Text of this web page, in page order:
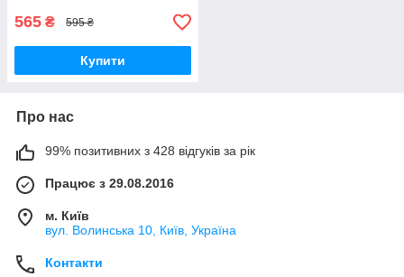
565 ₴ 595 ₴
Купити
Про нас
99% позитивних з 428 відгуків за рік
Працює з 29.08.2016
м. Київ
вул. Волинська 10, Київ, Україна
Контакти